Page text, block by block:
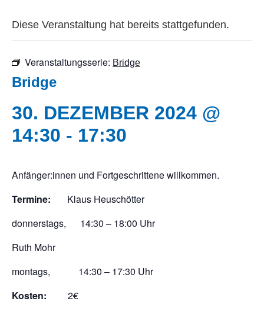
Diese Veranstaltung hat bereits stattgefunden.
Veranstaltungsserie: Bridge
Bridge
30. DEZEMBER 2024 @
14:30 - 17:30
Anfänger:innen und Fortgeschrittene willkommen.
Termine: Klaus Heuschötter
donnerstags, 14:30 – 18:00 Uhr
Ruth Mohr
montags, 14:30 – 17:30 Uhr
Kosten: 2€